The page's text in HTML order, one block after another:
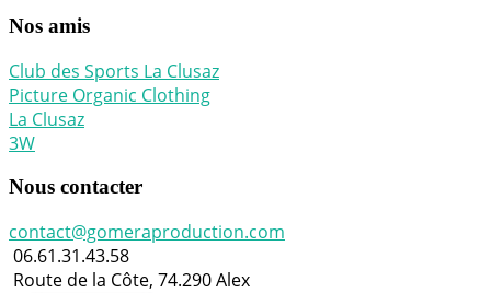
Nos amis
Club des Sports La Clusaz
Picture Organic Clothing
La Clusaz
3W
Nous contacter
contact@gomeraproduction.com
06.61.31.43.58
Route de la Côte, 74.290 Alex